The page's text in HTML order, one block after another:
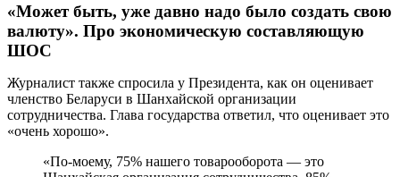
«Может быть, уже давно надо было создать свою
валюту». Про экономическую составляющую
ШОС
Журналист также спросила у Президента, как он оценивает
членство Беларуси в Шанхайской организации
сотрудничества. Глава государства ответил, что оценивает это
«очень хорошо».
«По-моему, 75% нашего товарооборота — это